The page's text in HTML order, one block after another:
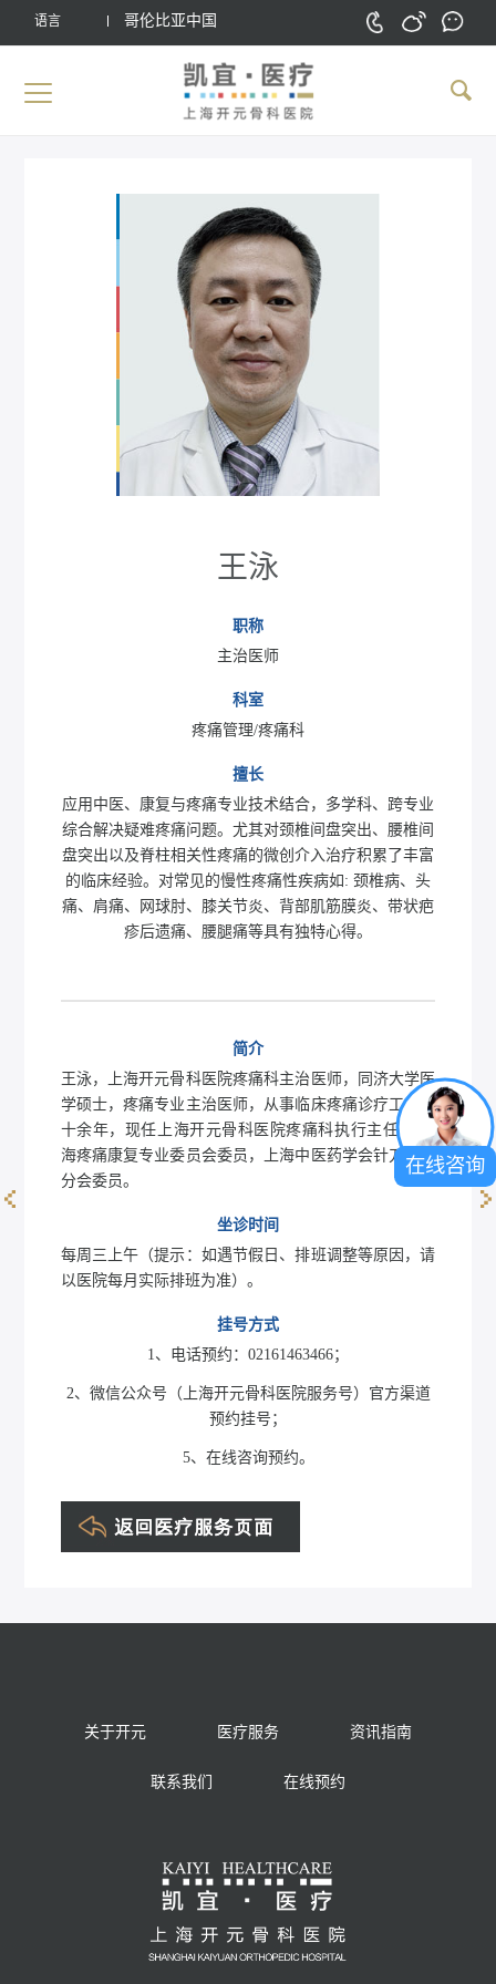
语言 哥伦比亚中国
王泳
职称
主治医师
科室
疼痛管理/疼痛科
擅长
应用中医、康复与疼痛专业技术结合，多学科、跨专业
综合解决疑难疼痛问题。尤其对颈椎间盘突出、腰椎间
盘突出以及脊柱相关性疼痛的微创介入治疗积累了丰富
的临床经验。对常见的慢性疼痛性疾病如: 颈椎病、头
痛、肩痛、网球肘、膝关节炎、背部肌筋膜炎、带状疤
疹后遗痛、腰腿痛等具有独特心得。
简介
王泳，上海开元骨科医院疼痛科主治医师，同济大学医
学硕士，疼痛专业主治医师，从事临床疼痛诊疗工作二
十余年，现任上海开元骨科医院疼痛科执行主任， 上
海疼痛康复专业委员会委员，上海中医药学会针刀医学
分会委员。
坐诊时间
每周三上午（提示：如遇节假日、排班调整等原因，请
以医院每月实际排班为准）。
挂号方式
1、电话预约：02161463466；
2、微信公众号（上海开元骨科医院服务号）官方渠道
预约挂号；
5、在线咨询预约。
关于开元 医疗服务 资讯指南
联系我们 在线预约
在线咨询